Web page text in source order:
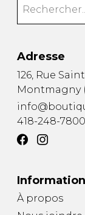
Adresse
126, Rue
Montmagny
418-248-7800
À propos